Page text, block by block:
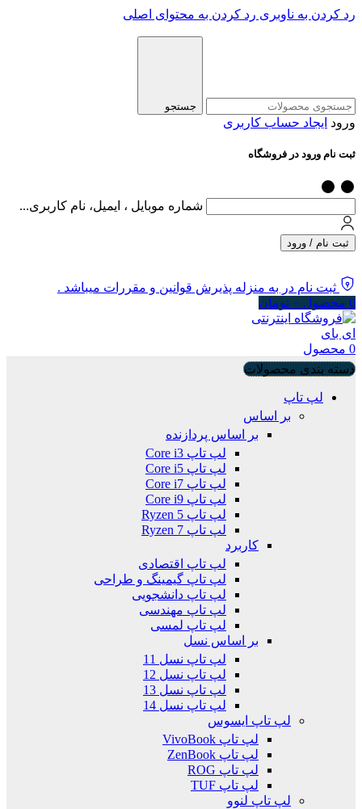
رد کردن به ناوبری رد کردن به محتوای اصلی
جستجو
ورود ایجاد حساب کاربری
ثبت نام ورود در فروشگاه
شماره موبایل ، ایمیل، نام کاربری...
ثبت نام / ورود
ثبت نام در به منزله پذیرش قوانین و مقررات میباشد .
0 محصول ۰ تومان
0 محصول
دسته بندی محصولات
لپ تاپ
بر اساس
بر اساس پردازنده
لپ تاپ Core i3
لپ تاپ Core i5
لپ تاپ Core i7
لپ تاپ Core i9
لپ تاپ Ryzen 5
لپ تاپ Ryzen 7
کاربرد
لپ تاپ اقتصادی
لپ تاپ گیمینگ و طراحی
لپ تاپ دانشجویی
لپ تاپ مهندسی
لپ تاپ لمسی
بر اساس نسل
لپ تاپ نسل 11
لپ تاپ نسل 12
لپ تاپ نسل 13
لپ تاپ نسل 14
لپ تاپ ایسوس
لپ تاپ VivoBook
لپ تاپ ZenBook
لپ تاپ ROG
لپ تاپ TUF
لپ تاپ لنوو